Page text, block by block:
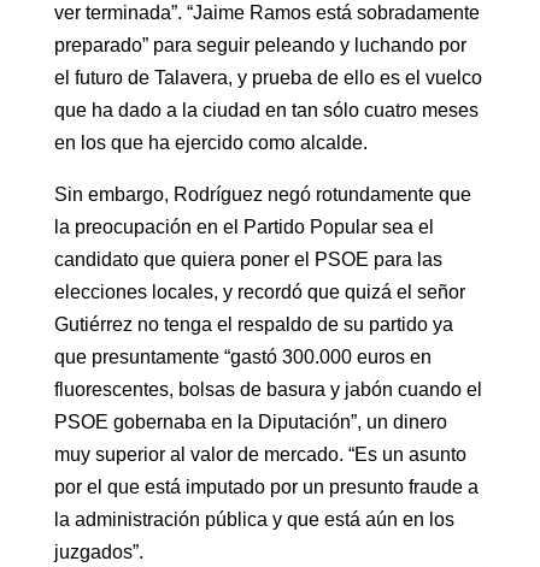
ver terminada”. “Jaime Ramos está sobradamente
preparado” para seguir peleando y luchando por
el futuro de Talavera, y prueba de ello es el vuelco
que ha dado a la ciudad en tan sólo cuatro meses
en los que ha ejercido como alcalde.
Sin embargo, Rodríguez negó rotundamente que
la preocupación en el Partido Popular sea el
candidato que quiera poner el PSOE para las
elecciones locales, y recordó que quizá el señor
Gutiérrez no tenga el respaldo de su partido ya
que presuntamente “gastó 300.000 euros en
fluorescentes, bolsas de basura y jabón cuando el
PSOE gobernaba en la Diputación”, un dinero
muy superior al valor de mercado. “Es un asunto
por el que está imputado por un presunto fraude a
la administración pública y que está aún en los
juzgados”.